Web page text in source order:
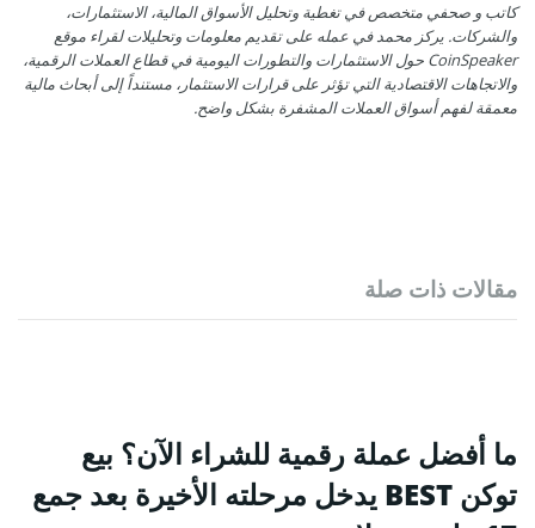
كاتب و صحفي متخصص في تغطية وتحليل الأسواق المالية، الاستثمارات،
والشركات. يركز محمد في عمله على تقديم معلومات وتحليلات لقراء موقع
CoinSpeaker حول الاستثمارات والتطورات اليومية في قطاع العملات الرقمية،
والاتجاهات الاقتصادية التي تؤثر على قرارات الاستثمار، مستنداً إلى أبحاث مالية
معمقة لفهم أسواق العملات المشفرة بشكل واضح.
مقالات ذات صلة
ما أفضل عملة رقمية للشراء الآن؟ بيع
توكن BEST يدخل مرحلته الأخيرة بعد جمع